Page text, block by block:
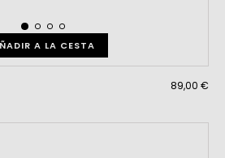
A LA CESTA
89,00 €